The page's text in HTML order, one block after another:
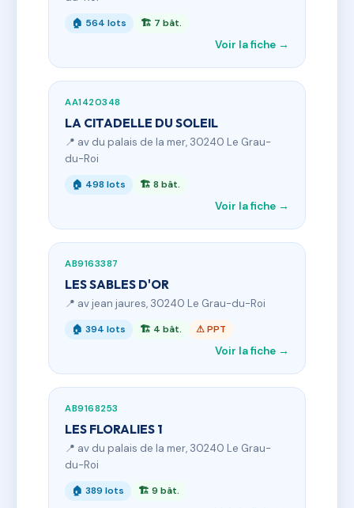
🏠 564 lots 🏗 7 bât.
Voir la fiche →
AA1420348
LA CITADELLE DU SOLEIL
📍 av du palais de la mer, 30240 Le Grau-
du-Roi
🏠 498 lots 🏗 8 bât.
Voir la fiche →
AB9163387
LES SABLES D'OR
📍 av jean jaures, 30240 Le Grau-du-Roi
🏠 394 lots 🏗 4 bât. ⚠ PPT
Voir la fiche →
AB9168253
LES FLORALIES 1
📍 av du palais de la mer, 30240 Le Grau-
du-Roi
🏠 389 lots 🏗 9 bât.